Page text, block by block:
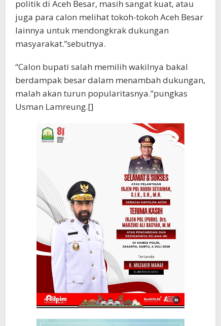
politik di Aceh Besar, masih sangat kuat, atau
juga para calon melihat tokoh-tokoh Aceh Besar
lainnya untuk mendongkrak dukungan
masyarakat.”sebutnya.
“Calon bupati salah memilih wakilnya bakal
berdampak besar dalam menambah dukungan,
malah akan turun popularitasnya.”pungkas
Usman Lamreung.[]